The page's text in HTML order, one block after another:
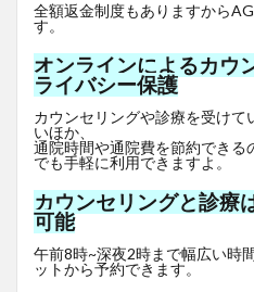
全額返金制度もありますから
す。
オンラインによるカウ
ライバシー保護
カウンセリングや診療を受けて
いほか、
通院時間や通院費を節約できる
でも手軽に利用できますよ。
カウンセリングと診療
可能
午前8時~深夜2時まで幅広い時
ットから予約できます。